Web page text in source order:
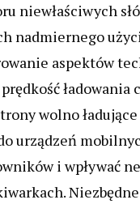
niewłaściwych
nadmiernego
aspektów
ładowania
wolno
urządzeń
i wpływać